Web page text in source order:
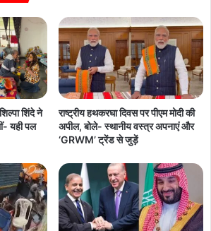
शिंदे ने
यही पल
राष्ट्रीय हथकरघा दिवस पर पीएम मोदी की
अपील, बोले- स्थानीय वस्त्र अपनाएं और
‘GRWM’ ट्रेंड से जुड़ें